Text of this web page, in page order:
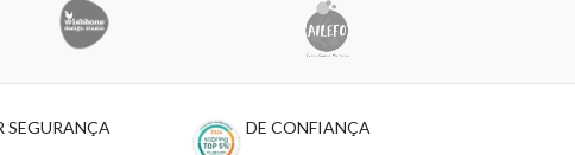
SEGURANÇA DE CONFIANÇA